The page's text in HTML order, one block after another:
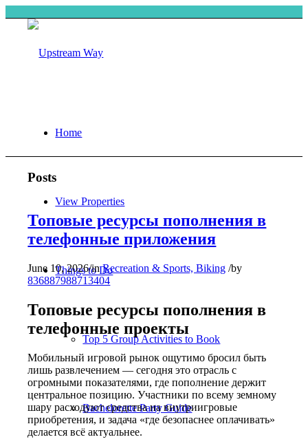
Home
View Properties
Things to Do
Top 5 Group Activities to Book
Bachelorette Party Guide
Posts
Топовые ресурсы пополнения в
телефонные приложения
June 10, 2026/inRecreation & Sports, Biking /by
836887988713404
Топовые ресурсы пополнения в
телефонные проекты
Мобильный игровой рынок ощутимо бросил быть
лишь развлечением — сегодня это отрасль с
огромными показателями, где пополнение держит
центральное позицию. Участники по всему земному
шару расходуют средства на внутриигровые
приобретения, и задача «где безопаснее оплачивать»
делается всё актуальнее.